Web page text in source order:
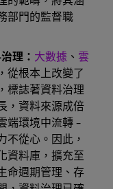
部門的監督職
理： 大數據 、 雲
從根本上改變了
標誌著資料治理
，資料來源成倍
端環境中流轉 -
不從心。因此，
資料庫，擴充至
命週期管理、存